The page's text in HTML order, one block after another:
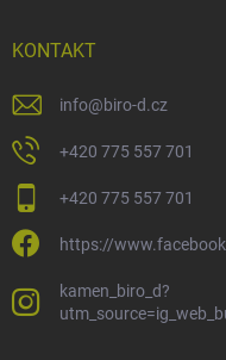
KONTAKT
info@biro-d.cz
+420 775 557 701
+420 775 557 701
https://
kamen_biro_d?